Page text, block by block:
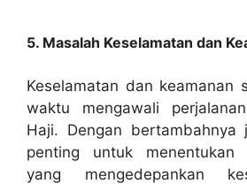
5. Masalah Keselamatan dan
Keselamatan dan keamanan
waktu mengawali
Haji. Dengan bertambahnya
penting untuk menentukan
yang mengedepankan